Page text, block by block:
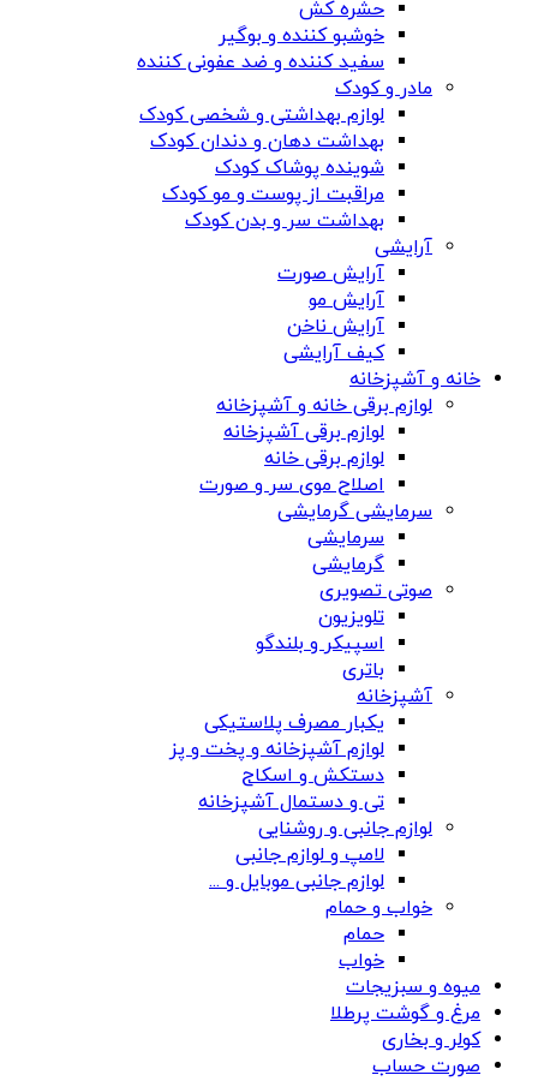
حشره کش
خوشبو کننده و بوگیر
سفید کننده و ضد عفونی کننده
مادر و کودک
لوازم بهداشتی و شخصی کودک
بهداشت دهان و دندان کودک
شوینده پوشاک کودک
مراقبت از پوست و مو کودک
بهداشت سر و بدن کودک
آرایشی
آرایش صورت
آرایش مو
آرایش ناخن
کیف آرایشی
خانه و آشپزخانه
لوازم برقی خانه و آشپزخانه
لوازم برقی آشپزخانه
لوازم برقی خانه
اصلاح موی سر و صورت
سرمایشی گرمایشی
سرمایشی
گرمایشی
صوتی تصویری
تلویزیون
اسپیکر و بلندگو
باتری
آشپزخانه
یکبار مصرف پلاستیکی
لوازم آشپزخانه و پخت و پز
دستکش و اسکاج
تی و دستمال آشپزخانه
لوازم جانبی و روشنایی
لامپ و لوازم جانبی
لوازم جانبی موبایل و ...
خواب و حمام
حمام
خواب
میوه و سبزیجات
مرغ و گوشت پرطلا
کولر و بخاری
صورت حساب